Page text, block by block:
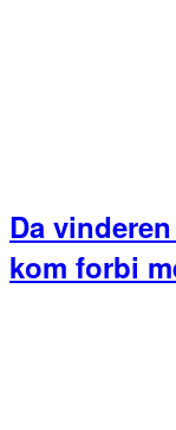
Da
kom forbi